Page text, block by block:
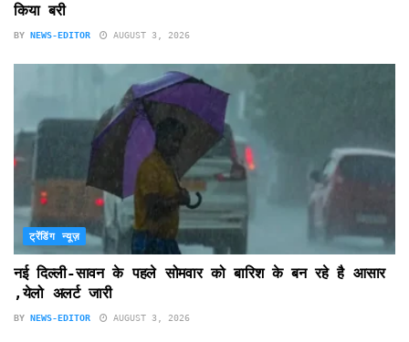
किया बरी
BY NEWS-EDITOR AUGUST 3, 2026
ट्रेंडिंग न्यूज़
नई दिल्ली-सावन के पहले सोमवार को बारिश के बन रहे है आसार
,येलो अलर्ट जारी
BY NEWS-EDITOR AUGUST 3, 2026